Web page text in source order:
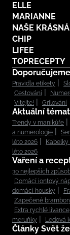
ELLE
MARIANNE
NAŠE
CHIP
LIFEE
TOPRECEPTY
Doporučujeme
Pravidla etikety
Cestování
Vítejte!
Grilování
Aktuální
Trendy v manikúře
a numerologie
léto 2026
Kabelky
léto 2026
Vaření a
30 nejlepších
Domácí iontový
domácí housky
Zapečené
Extra rychlé lívance
meruňky
Ledová
Články Svět